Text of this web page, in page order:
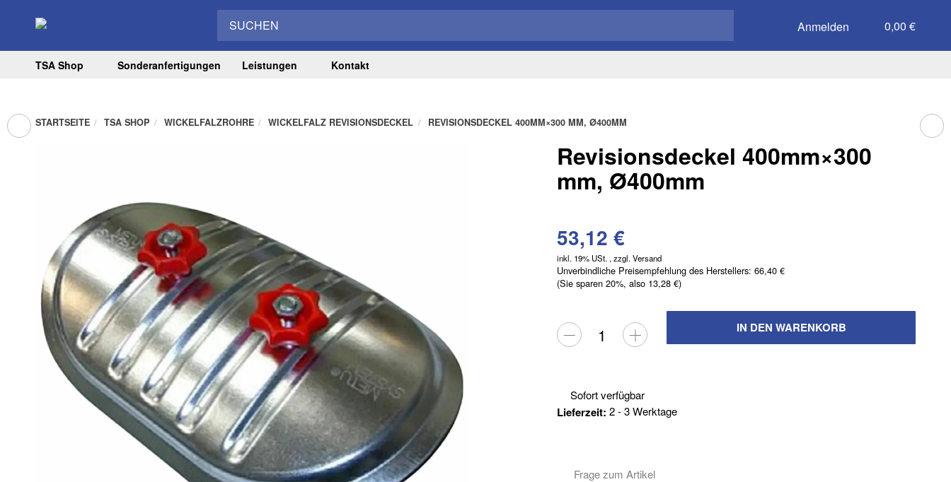
Anmelden 0,00 €
TSA Shop Sonderanfertigungen Leistungen Kontakt
STARTSEITE TSA SHOP WICKELFALZROHRE WICKELFALZ REVISIONSDECKEL REVISIONSDECKEL 400MM×300 MM, Ø400MM
Revisionsdeckel 400mm×300
mm, Ø400mm
53,12 €
inkl. 19% USt. , zzgl.Versand
Unverbindliche Preisempfehlung des Herstellers:66,40 €
(Sie sparen20%, also 13,28 €)
IN DEN WARENKORB
Sofort verfügbar
Lieferzeit: 2 - 3 Werktage
Frage zum Artikel